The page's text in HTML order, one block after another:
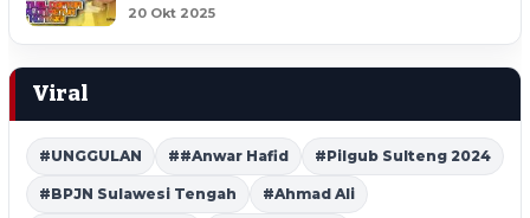
20 Okt 2025
Viral
#UNGGULAN ##Anwar Hafid #Pilgub Sulteng 2024
#BPJN Sulawesi Tengah #Ahmad Ali